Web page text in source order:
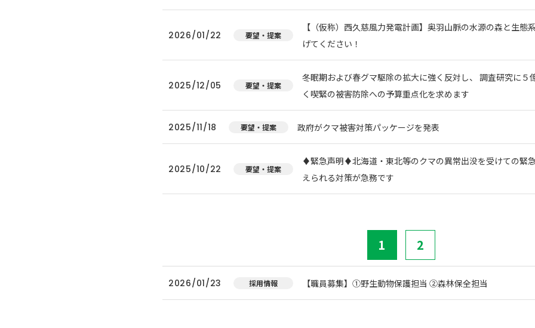
2026/01/22 要望・提案
【（仮称）西久慈風力発電計画】奥羽山脈の水源の森と生態
げてください！
2025/12/05 要望・提案
冬眠期および春グマ駆除の拡大に強く反対し、 調査研究に５
く喫緊の被害防除への予算重点化を求めます
2025/11/18 要望・提案 政府がクマ被害対策パッケージを発表
2025/10/22 要望・提案
♦️緊急声明♦️北海道・東北等のクマの異常出没を受けての緊
えられる対策が急務です
1 2
2026/01/23 採用情報 【職員募集】①野生動物保護担当 ②森林保全担当